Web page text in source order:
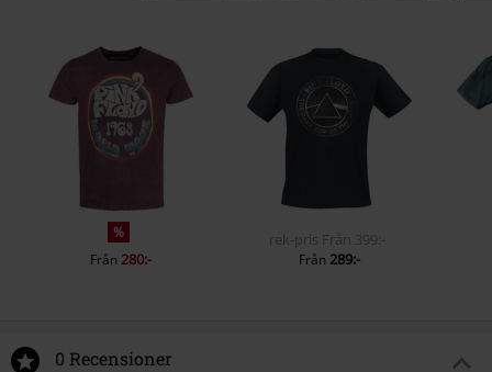
%
Från 280:-
rek-pris Från 399:-
Från 289:-
0 Recensioner